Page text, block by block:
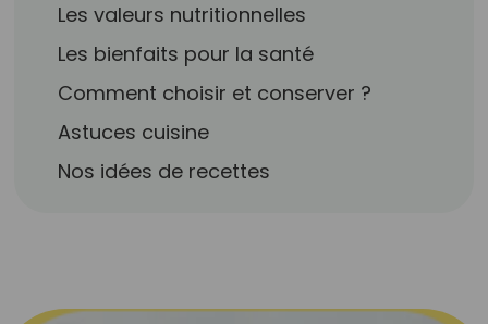
Les valeurs nutritionnelles
Les bienfaits pour la santé
Comment choisir et conserver ?
Astuces cuisine
Nos idées de recettes